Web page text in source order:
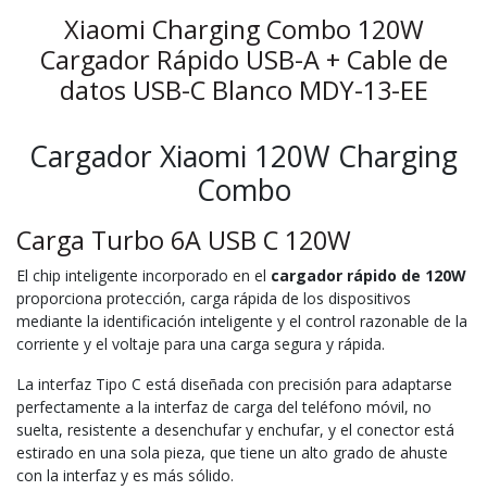
Xiaomi Charging Combo 120W
Cargador Rápido USB-A + Cable de
datos USB-C Blanco MDY-13-EE
Cargador Xiaomi 120W Charging
Combo
Carga Turbo 6A USB C 120W
El chip inteligente incorporado en el cargador rápido de 120W
proporciona protección, carga rápida de los dispositivos
mediante la identificación inteligente y el control razonable de la
corriente y el voltaje para una carga segura y rápida.
La interfaz Tipo C está diseñada con precisión para adaptarse
perfectamente a la interfaz de carga del teléfono móvil, no
suelta, resistente a desenchufar y enchufar, y el conector está
estirado en una sola pieza, que tiene un alto grado de ahuste
con la interfaz y es más sólido.